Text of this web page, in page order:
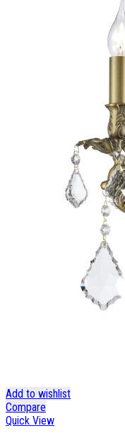
Add to wishlist
Compare
Quick View